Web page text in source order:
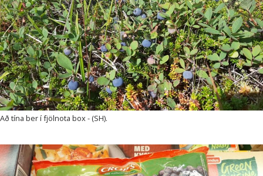
Að tína ber í fjölnota box - (SH).